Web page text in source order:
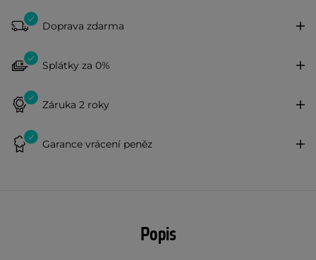
Doprava zdarma
Splátky za 0%
Záruka 2 roky
Garance vrácení peněz
Popis